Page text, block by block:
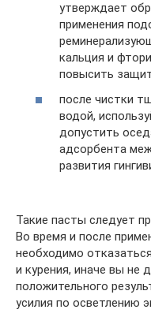
утверждает
применения
кальция и
повысить
после чистки
водой,
допустить
адсорбента
развития
Такие пасты следует
Во время и после
необходимо
и курения, иначе вы не
положительного
усилия по осветлению